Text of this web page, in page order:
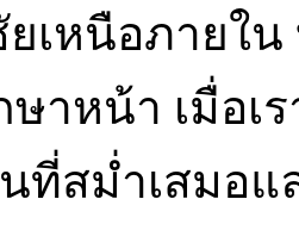
เหนือภายใน
ษาหน้า เมื่อเ
ที่สม่ำเสมอแ